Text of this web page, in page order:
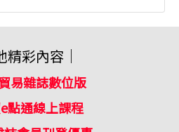
精彩內容｜
易雜誌數位版
點通線上課程